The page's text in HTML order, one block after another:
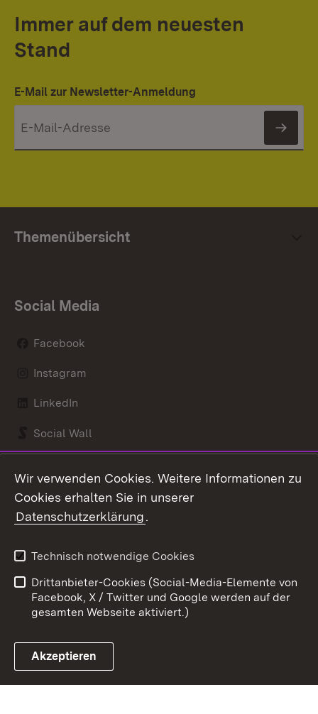
Immer auf dem neuesten
Stand
E-Mail zur Newsletter-Anmeldung
Themenübersicht
Social Media
Facebook
Instagram
LinkedIn
Social Wall
Link zum Landesportal
Kontakt
Barrierefreiheit
Impressum
Cookies
Wir verwenden Cookies. Weitere Informationen zu
Cookies erhalten Sie in unserer
Datenschutzerklärung.
Technisch notwendige Cookies
Drittanbieter-Cookies (Social-Media-Elemente von
Facebook, X / Twitter und Google werden auf der
gesamten Webseite aktiviert.)
Akzeptieren